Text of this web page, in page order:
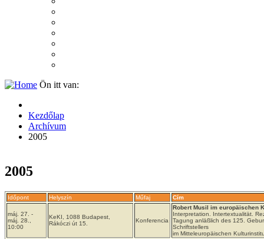
Ön itt van:
Kezdőlap
Archívum
2005
2005
Időpont Helyszín Műfaj Cím
máj. 27. -
máj. 28.,
10:00
KeKI, 1088 Budapest,
Rákóczi út 15.
Konferencia
Robert Musil im europäischen
Interpretation. Intertextualität.
Tagung anläßlich des 125.
Schriftstellers
im Mitteleuropäischen